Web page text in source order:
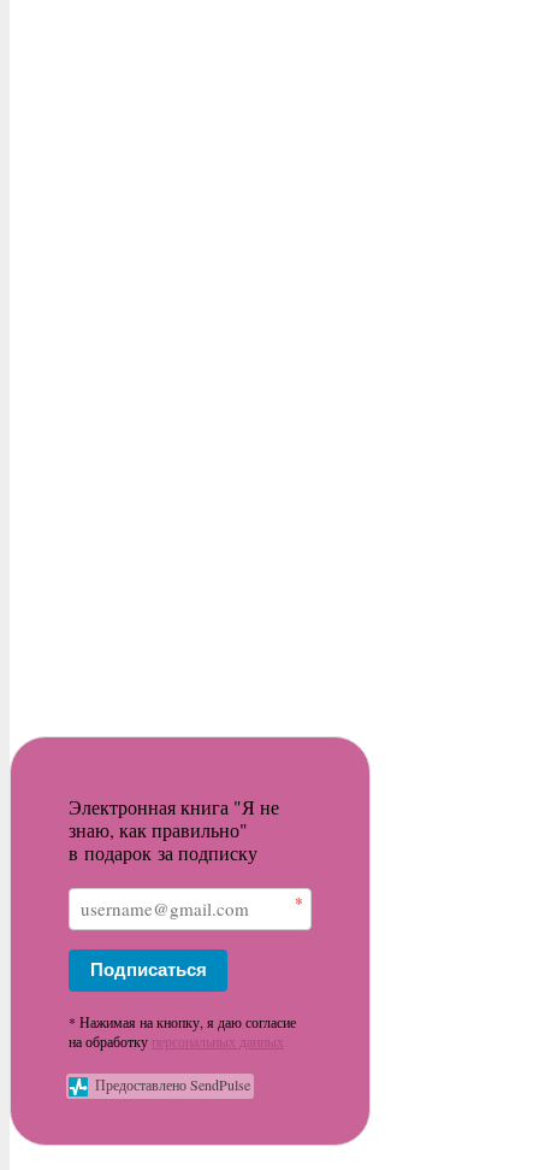
Электронная книга "Я не
знаю, как правильно"
в подарок за подписку
*
Подписаться
* Нажимая на кнопку, я даю согласие
на обработку персональных данных
Предоставлено SendPulse